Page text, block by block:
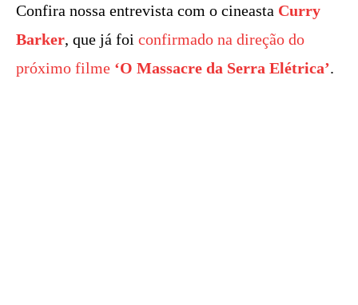
Confira nossa entrevista com o cineasta Curry
Barker, que já foi confirmado na direção do
próximo filme ‘O Massacre da Serra Elétrica’.